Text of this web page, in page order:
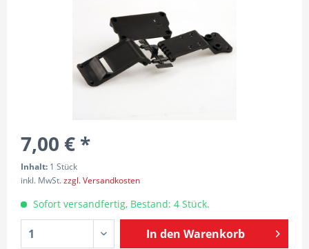
7,00 € *
Inhalt: 1 Stück
inkl. MwSt.zzgl. Versandkosten
Sofort versandfertig, Bestand: 4 Stück.
In den Warenkorb